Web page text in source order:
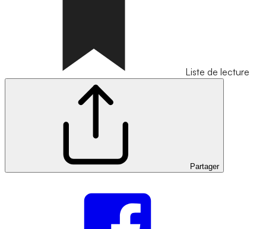
Liste de lecture
Partager